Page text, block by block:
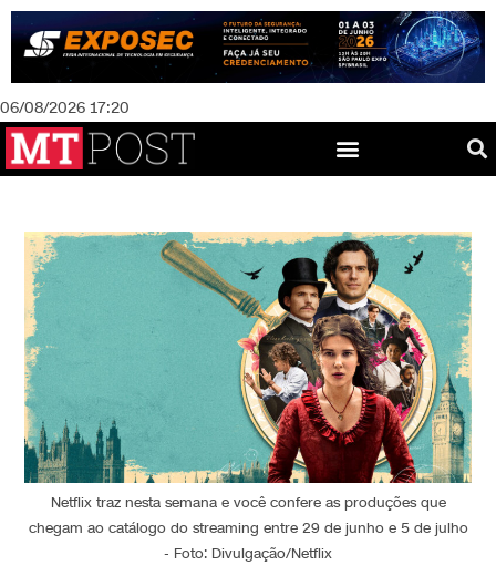
06/08/2026 17:20
Netflix traz nesta semana e você confere as produções que
chegam ao catálogo do streaming entre 29 de junho e 5 de julho
- Foto: Divulgação/Netflix